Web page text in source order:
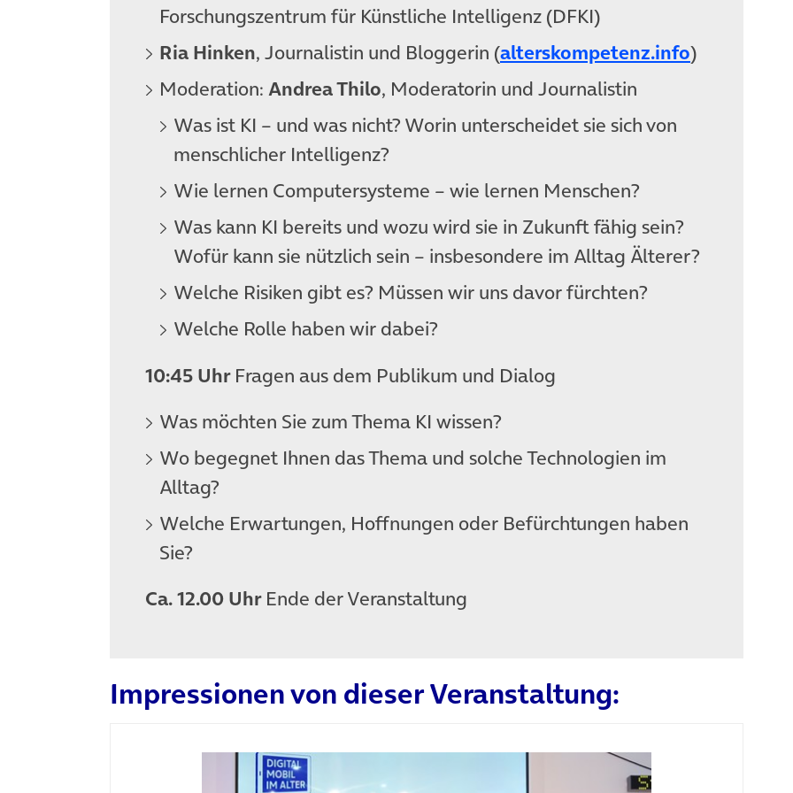
Forschungszentrum für Künstliche Intelligenz (DFKI)
Ria Hinken, Journalistin und Bloggerin (alterskompetenz.info(öffnet in
)
Moderation: Andrea Thilo, Moderatorin und Journalistin
Was ist KI – und was nicht? Worin unterscheidet sie sich von
menschlicher Intelligenz?
Wie lernen Computersysteme – wie lernen Menschen?
Was kann KI bereits und wozu wird sie in Zukunft fähig sein?
Wofür kann sie nützlich sein – insbesondere im Alltag Älterer?
Welche Risiken gibt es? Müssen wir uns davor fürchten?
Welche Rolle haben wir dabei?
10:45 UhrFragen aus dem Publikum und Dialog
Was möchten Sie zum Thema KI wissen?
Wo begegnet Ihnen das Thema und solche Technologien im
Alltag?
Welche Erwartungen, Hoffnungen oder Befürchtungen haben
Sie?
Ca. 12.00 UhrEnde der Veranstaltung
Impressionen von dieser Veranstaltung: